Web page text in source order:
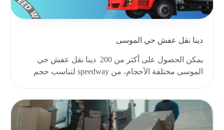
دينا نقل عفش حي الموسى
يمكن الحصول على أكثر من 200 دينا نقل عفش حي
الموسى مختلفة الأحجام، من speedway لتناسب حجم